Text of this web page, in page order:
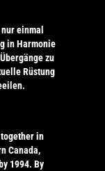
einmal
in Harmonie
zu
Rüstung
in
Canada,
1994. By